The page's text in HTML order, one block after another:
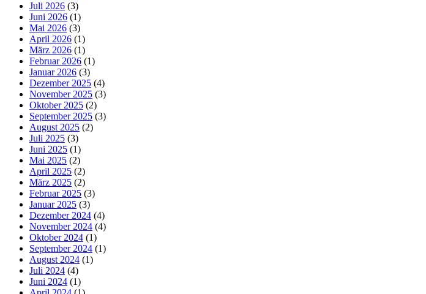
Juli 2026 (3)
Juni 2026 (1)
Mai 2026 (3)
April 2026 (1)
März 2026 (1)
Februar 2026 (1)
Januar 2026 (3)
Dezember 2025 (4)
November 2025 (3)
Oktober 2025 (2)
September 2025 (3)
August 2025 (2)
Juli 2025 (3)
Juni 2025 (1)
Mai 2025 (2)
April 2025 (2)
März 2025 (2)
Februar 2025 (3)
Januar 2025 (3)
Dezember 2024 (4)
November 2024 (4)
Oktober 2024 (1)
September 2024 (1)
August 2024 (1)
Juli 2024 (4)
Juni 2024 (1)